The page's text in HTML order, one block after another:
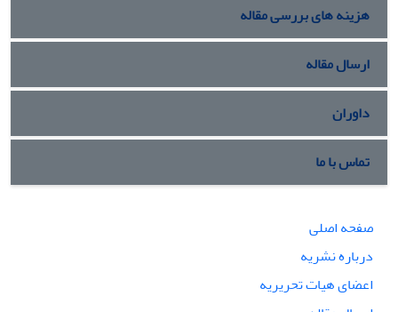
هزینه های بررسی مقاله
ارسال مقاله
داوران
تماس با ما
صفحه اصلی
درباره نشریه
اعضای هیات تحریریه